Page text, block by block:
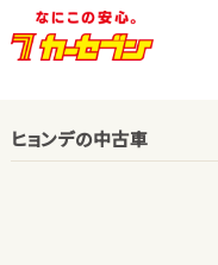
ヒョンデの中古車